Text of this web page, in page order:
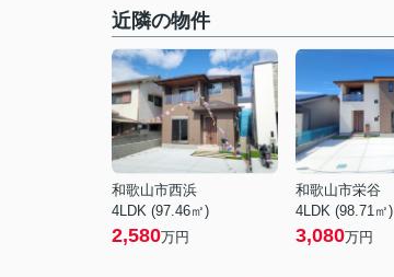
近隣の物件
和歌山市西浜
4LDK (97.46㎡)
2,580万円
和歌山市栄谷
4LDK (98.71㎡)
3,080万円